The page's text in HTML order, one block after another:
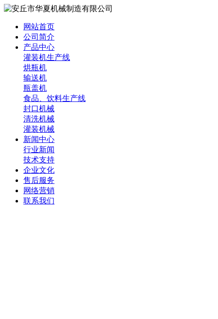
网站首页
公司简介
产品中心
灌装机生产线
烘瓶机
输送机
瓶盖机
食品、饮料生产线
封口机械
清洗机械
灌装机械
新闻中心
行业新闻
技术支持
企业文化
售后服务
网络营销
联系我们